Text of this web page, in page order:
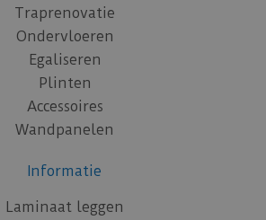
Traprenovatie
Ondervloeren
Egaliseren
Plinten
Accessoires
Wandpanelen
Informatie
Laminaat leggen